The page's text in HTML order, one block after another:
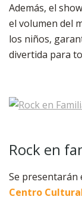
Además, el
el volumen del
los niños,
divertida para
Rock en
Se presentarán
Centro